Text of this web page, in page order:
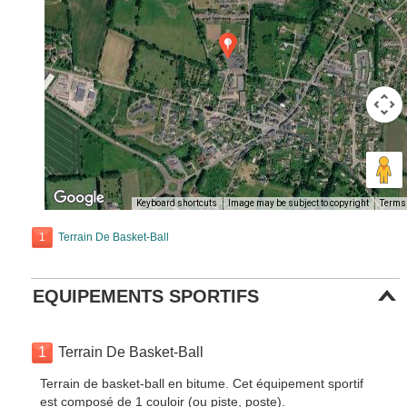
Keyboard shortcuts Image may be subject to copyright Terms
1 Terrain De Basket-Ball
EQUIPEMENTS SPORTIFS
1 Terrain De Basket-Ball
Terrain de basket-ball en bitume. Cet équipement sportif
est composé de 1 couloir (ou piste, poste).